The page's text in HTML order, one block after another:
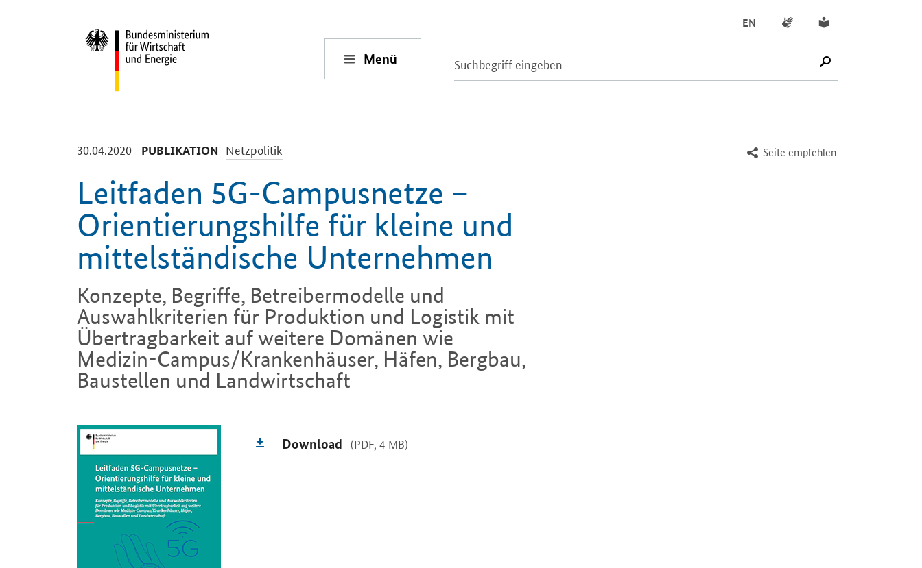
Menü SUCHE STARTEN
EN Gebärdensprache
Leichte Sprache
Seite empfehlen
30.04.2020 -
PUBLIKATION -
Netzpolitik
Leitfaden 5G-Campusnetze –
Orientierungshilfe für kleine und
mittelständische Unternehmen
Konzepte, Begriffe, Betreibermodelle und
Auswahlkriterien für Produktion und Logistik mit
Übertragbarkeit auf weitere Domänen wie
Medizin-Campus/Krankenhäuser, Häfen, Bergbau,
Baustellen und Landwirtschaft
Download (PDF, 4 MB)